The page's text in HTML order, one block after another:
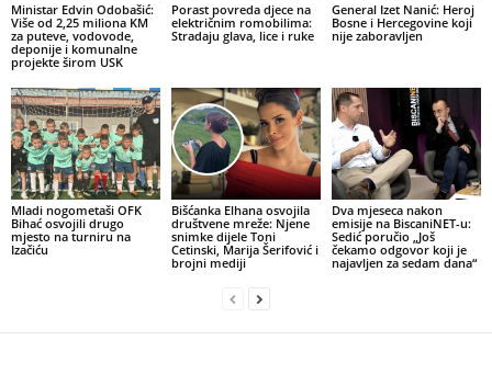
Ministar Edvin Odobašić:
Više od 2,25 miliona KM
za puteve, vodovode,
deponije i komunalne
projekte širom USK
Porast povreda djece na
električnim romobilima:
Stradaju glava, lice i ruke
General Izet Nanić: Heroj
Bosne i Hercegovine koji
nije zaboravljen
Mladi nogometaši OFK
Bihać osvojili drugo
mjesto na turniru na
Izačiću
Bišćanka Elhana osvojila
društvene mreže: Njene
snimke dijele Toni
Cetinski, Marija Šerifović i
brojni mediji
Dva mjeseca nakon
emisije na BiscaniNET-u:
Sedić poručio „Još
čekamo odgovor koji je
najavljen za sedam dana“